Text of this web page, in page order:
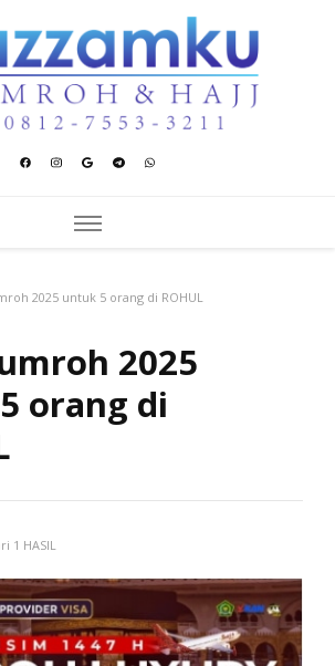
Umroh dan Hajj
2025 untuk 5 orang di ROHUL
2025
orang di
1 HASIL